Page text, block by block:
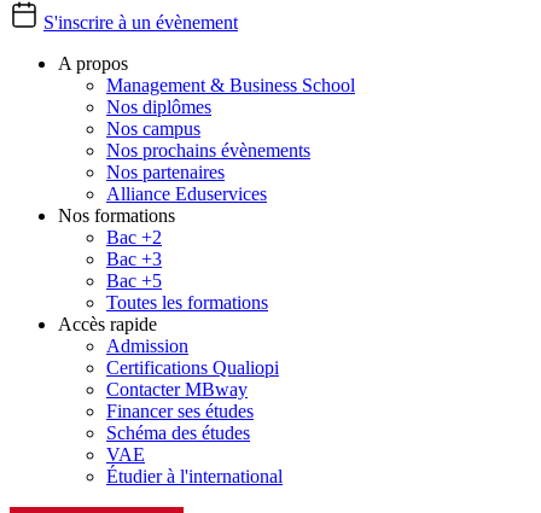
S'inscrire à un évènement
A propos
Management & Business School
Nos diplômes
Nos campus
Nos prochains évènements
Nos partenaires
Alliance Eduservices
Nos formations
Bac +2
Bac +3
Bac +5
Toutes les formations
Accès rapide
Admission
Certifications Qualiopi
Contacter MBway
Financer ses études
Schéma des études
VAE
Étudier à l'international